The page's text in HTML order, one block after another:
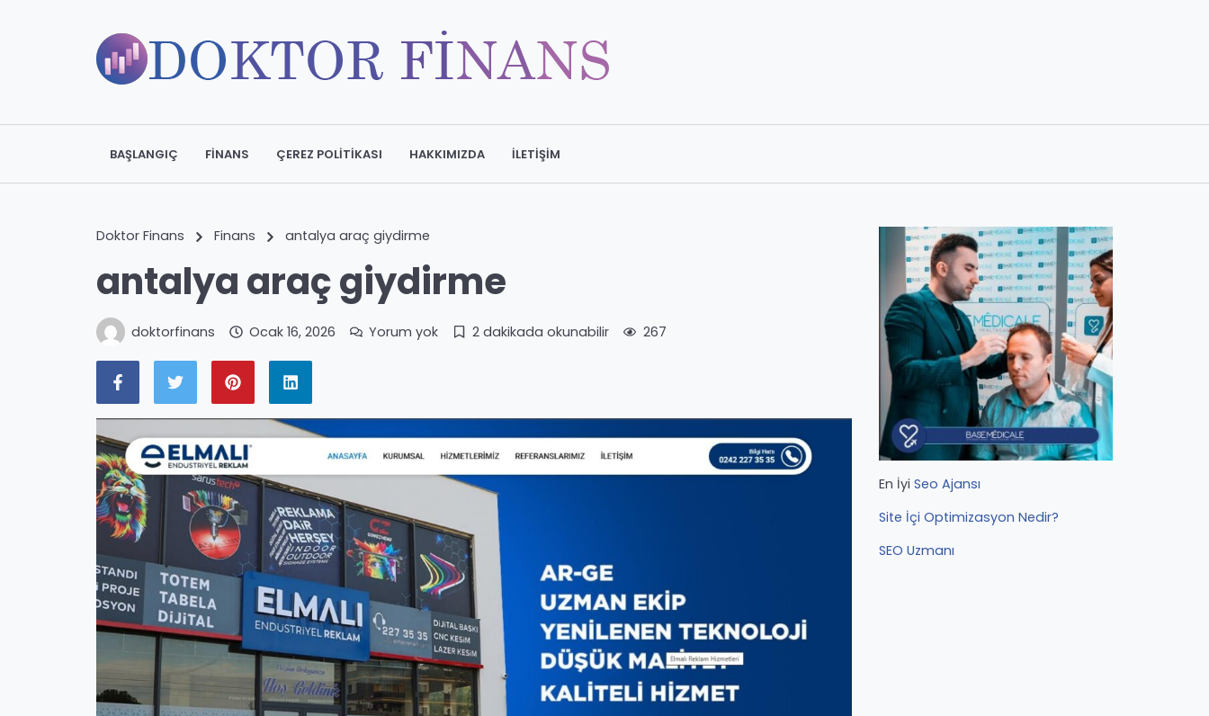
BAŞLANGIÇ FINANS ÇEREZ POLITIKASI HAKKIMIZDA İLETIŞIM
Doktor Finans Finans antalya araç giydirme
antalya araç giydirme
doktorfinans Ocak 16, 2026 Yorum yok 2 dakikada okunabilir 267
En İyi Seo Ajansı
Site İçi Optimizasyon Nedir?
SEO Uzmanı